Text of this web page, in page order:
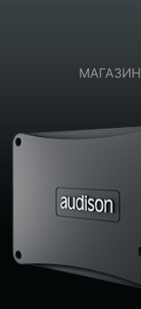
МАГАЗИН